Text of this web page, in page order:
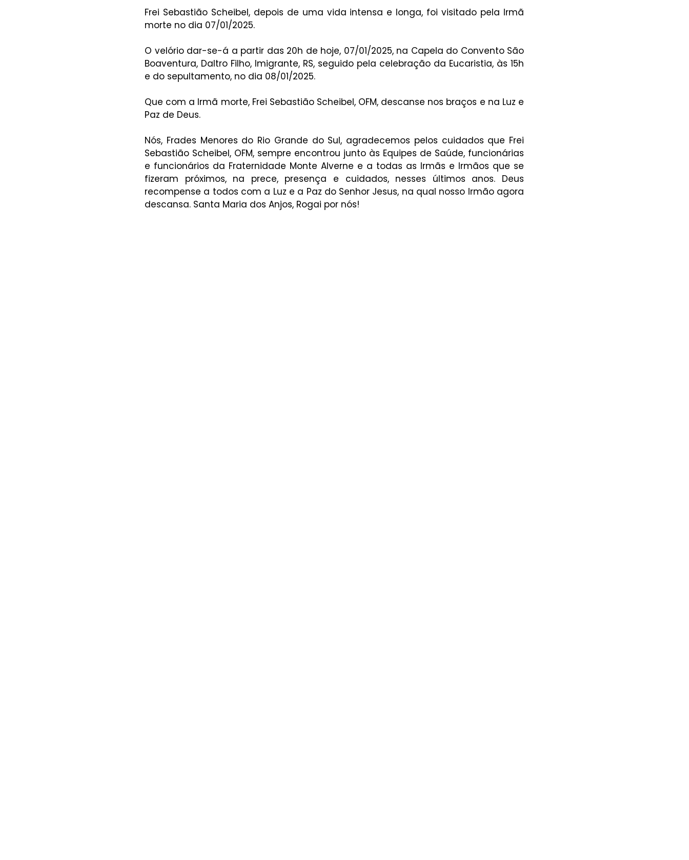
Frei Sebastião Scheibel, depois de uma vida intensa e longa, foi visitado pela Irmã
morte no dia 07/01/2025.
O velório dar-se-á a partir das 20h de hoje, 07/01/2025, na Capela do Convento São
Boaventura, Daltro Filho, Imigrante, RS, seguido pela celebração da Eucaristia, às 15h
e do sepultamento, no dia 08/01/2025.
Que com a Irmã morte, Frei Sebastião Scheibel, OFM, descanse nos braços e na Luz e
Paz de Deus.
Nós, Frades Menores do Rio Grande do Sul, agradecemos pelos cuidados que Frei
Sebastião Scheibel, OFM, sempre encontrou junto às Equipes de Saúde, funcionárias
e funcionários da Fraternidade Monte Alverne e a todas as Irmãs e Irmãos que se
fizeram próximos, na prece, presença e cuidados, nesses últimos anos. Deus
recompense a todos com a Luz e a Paz do Senhor Jesus, na qual nosso Irmão agora
descansa. Santa Maria dos Anjos, Rogai por nós!